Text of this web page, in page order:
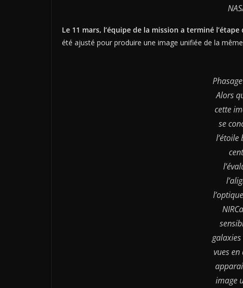
Le 11 mars, l’équipe de la mission a terminé l’étape
été ajusté pour produire une image unifiée de la
Alors
cette
se
galaxies
vues
image